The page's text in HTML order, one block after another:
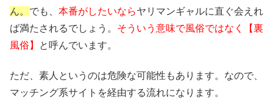
ん。 でも、 本番がしたいならヤリマンギャルに直ぐ会えれ
ば満たされるでしょう。 そういう意味で風俗ではなく【裏
風俗】
と呼んでいます。
ただ、素人というのは危険な可能性もあります。なので、
マッチング系サイトを経由する流れになります。